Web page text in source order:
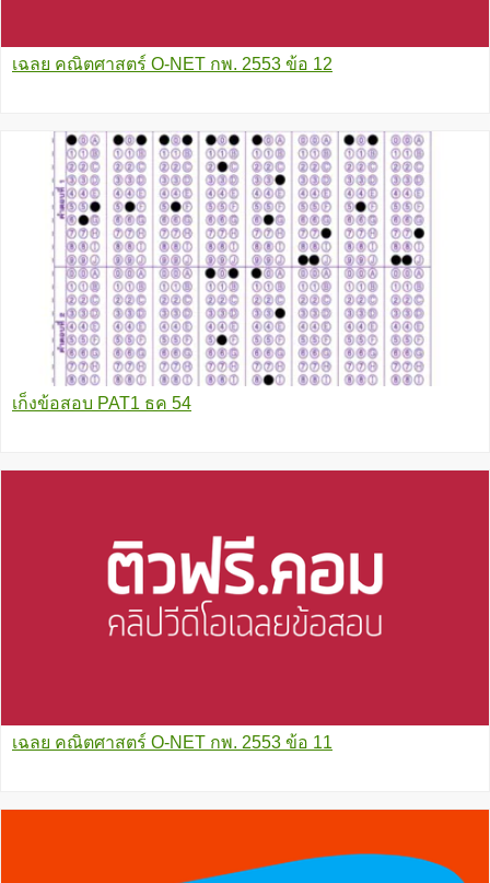
เฉลย คณิตศาสตร์ O-NET กพ. 2553 ข้อ 12
เก็งข้อสอบ PAT1 ธค 54
เฉลย คณิตศาสตร์ O-NET กพ. 2553 ข้อ 11